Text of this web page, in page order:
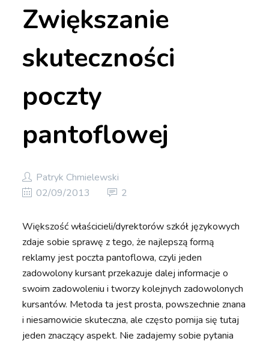
Zwiększanie
skuteczności
poczty
pantoflowej
Patryk Chmielewski
02/09/2013
2
Większość właścicieli/dyrektorów szkół językowych
zdaje sobie sprawę z tego, że najlepszą formą
reklamy jest poczta pantoflowa, czyli jeden
zadowolony kursant przekazuje dalej informacje o
swoim zadowoleniu i tworzy kolejnych zadowolonych
kursantów. Metoda ta jest prosta, powszechnie znana
i niesamowicie skuteczna, ale często pomija się tutaj
jeden znaczący aspekt. Nie zadajemy sobie pytania